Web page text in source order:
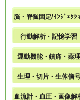
脳・脊髄固定/ｲﾝｼﾞｪｸｼ
行動解析・記憶学習
運動機能・鎮痛・薬理
生理・切片・生体信号
血流計・血圧・画像解